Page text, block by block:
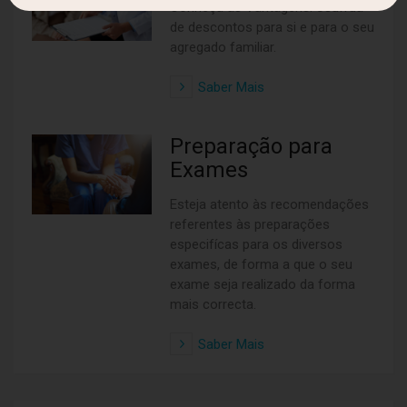
Conheça as Vantagens. Usufrua
de descontos para si e para o seu
agregado familiar.
Saber Mais
Preparação para
Exames
Esteja atento às recomendações
referentes às preparações
especifícas para os diversos
exames, de forma a que o seu
exame seja realizado da forma
mais correcta.
Saber Mais